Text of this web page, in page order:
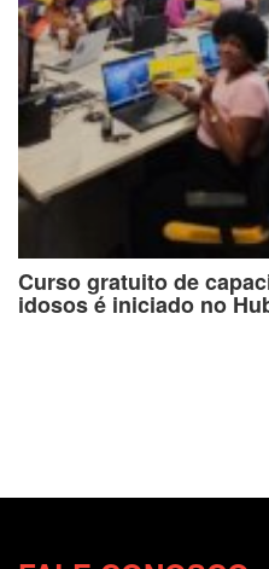
Curso gratuito de
idosos é iniciado no